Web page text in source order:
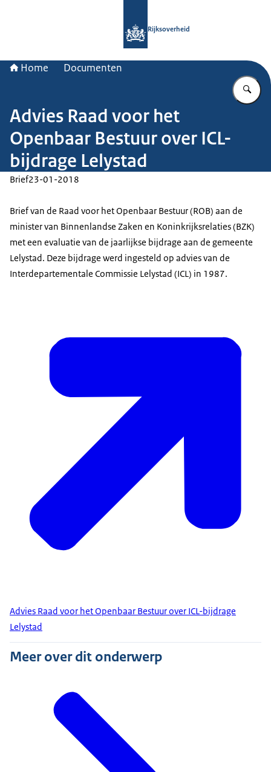
Rijksoverheid
Home Documenten
Advies Raad voor het
Openbaar Bestuur over ICL-
bijdrage Lelystad
Brief23-01-2018
Brief van de Raad voor het Openbaar Bestuur (ROB) aan de
minister van Binnenlandse Zaken en Koninkrijksrelaties (BZK)
met een evaluatie van de jaarlijkse bijdrage aan de gemeente
Lelystad. Deze bijdrage werd ingesteld op advies van de
Interdepartementale Commissie Lelystad (ICL) in 1987.
Advies Raad voor het Openbaar Bestuur over ICL-bijdrage
Lelystad
Meer over dit onderwerp